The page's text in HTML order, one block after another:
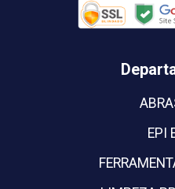
EPI